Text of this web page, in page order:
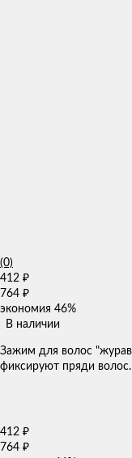
(0)
412 ₽
764 ₽
экономия 46%
В наличии
​Зажим для волос
фиксируют пряди волос.
412 ₽
764 ₽